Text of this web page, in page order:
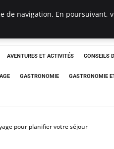
AVENTURES ET ACTIVITÉS CONSEILS
GASTRONOMIE GASTRONOMIE
pour planifier votre séjour
de navigation. En